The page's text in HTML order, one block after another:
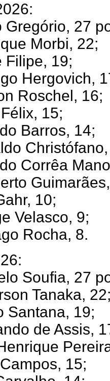
Gregório, 27
Morbi, 22;
Filipe, 19;
Hergovich,
Roschel, 16;
15;
Barros, 14;
Corrêa
10;
Velasco, 9;
Rocha, 8.
Soufia, 27
Tanaka,
Santana, 19;
de Assis,
15;